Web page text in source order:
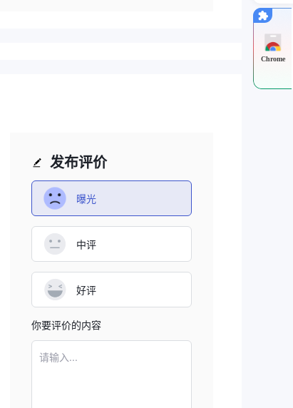
发布评价
曝光
中评
好评
你要评价的内容
请输入...
Chrome